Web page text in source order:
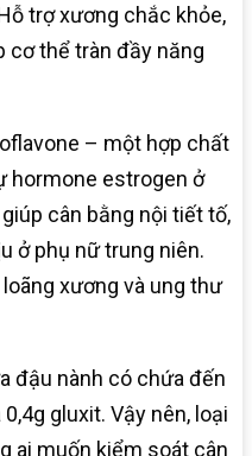
trợ xương chắc khỏe,
cơ thể tràn đầy năng
– một hợp chất
hormone estrogen ở
cân bằng nội tiết tố,
ở phụ nữ trung niên.
xương và ung thư
đậu nành có chứa đến
gluxit. Vậy nên, loại
ai muốn kiểm soát cân